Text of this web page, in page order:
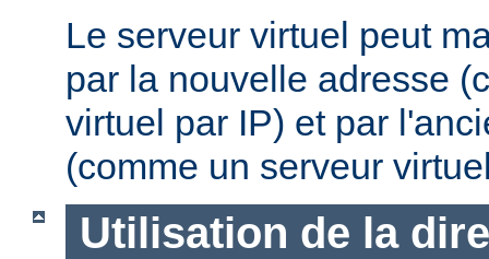
Le serveur virtuel peut
par la nouvelle adresse
virtuel par IP) et par
(comme un serveur
Utilisation de la